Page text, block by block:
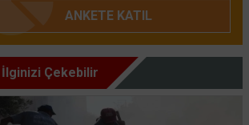
ANKETE KATIL
İlginizi Çekebilir